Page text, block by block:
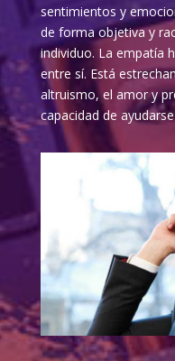
sentimientos y
de forma objetiva y
individuo. La empatía
entre sí. Está
altruismo, el amor y
capacidad de